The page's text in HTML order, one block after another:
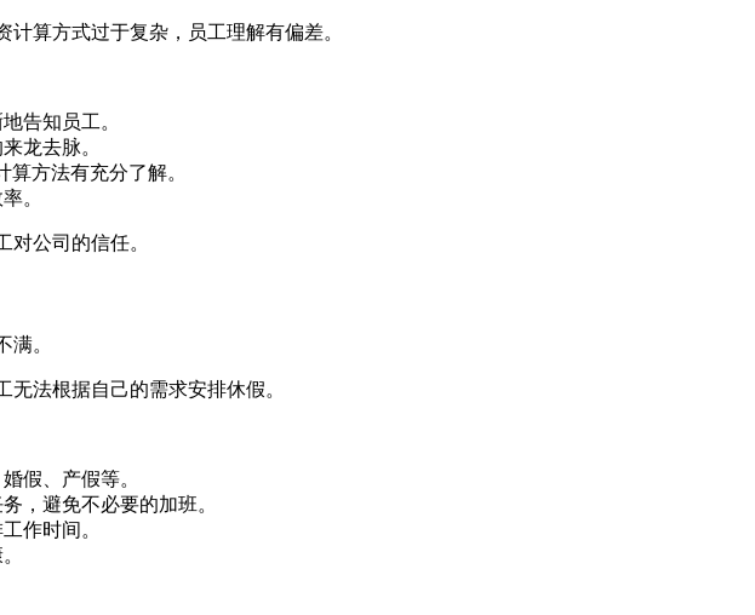
算方式过于复杂，员工理解有偏差。
告知员工。
龙去脉。
方法有充分了解。
。
公司的信任。
。
法根据自己的需求安排休假。
假、产假等。
，避免不必要的加班。
作时间。